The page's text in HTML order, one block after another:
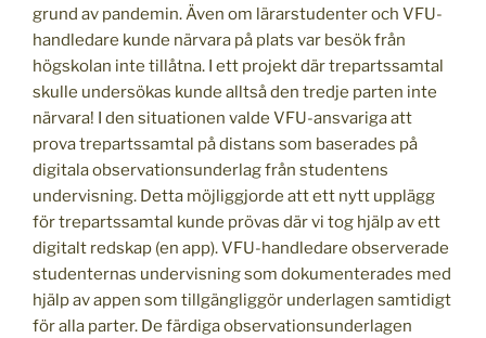
grund av pandemin. Även om lärarstudenter och VFU-
handledare kunde närvara på plats var besök från
högskolan inte tillåtna. I ett projekt där trepartssamtal
skulle undersökas kunde alltså den tredje parten inte
närvara! I den situationen valde VFU-ansvariga att
prova trepartssamtal på distans som baserades på
digitala observationsunderlag från studentens
undervisning. Detta möjliggjorde att ett nytt upplägg
för trepartssamtal kunde prövas där vi tog hjälp av ett
digitalt redskap (en app). VFU-handledare observerade
studenternas undervisning som dokumenterades med
hjälp av appen som tillgängliggör underlagen samtidigt
för alla parter. De färdiga observationsunderlagen